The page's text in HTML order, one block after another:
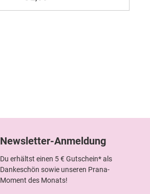
Newsletter-Anmeldung
Du erhältst einen 5 € Gutschein* als
Dankeschön sowie unseren Prana-
Moment des Monats!